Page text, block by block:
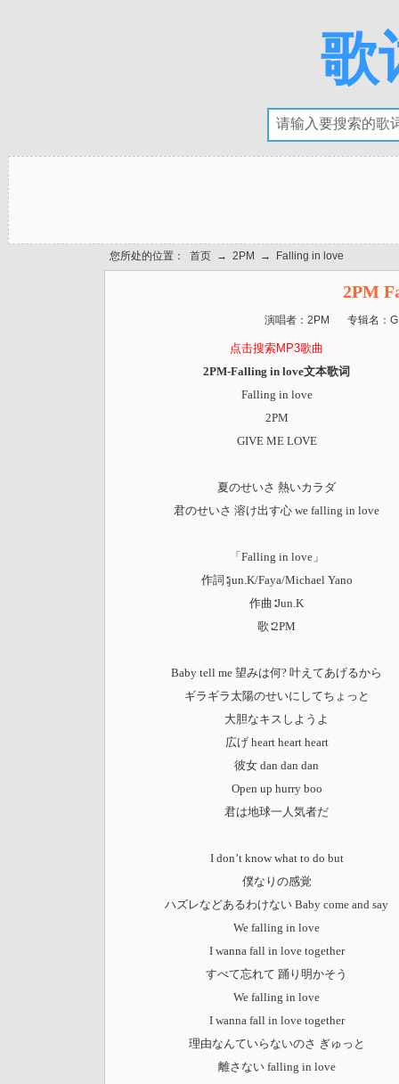
歌
您所处的位置： 首页 → 2PM → Falling in love
2PM
演唱者：2PM 专辑名：
点击搜索MP3歌曲
2PM-Falling in love文本歌词
Falling in love
2PM
GIVE ME LOVE
夏のせいさ 熱いカラダ
君のせいさ 溶け出す心 we falling in love
「Falling in love」
作詞∶jun.K/Faya/Michael Yano
作曲∶Jun.K
歌∶2PM
Baby tell me 望みは何? 叶えてあげるから
ギラギラ太陽のせいにしてちょっと
大胆なキスしようよ
広げ heart heart heart
彼女 dan dan dan
Open up hurry boo
君は地球一人気者だ
I don’t know what to do but
僕なりの感覚
ハズレなどあるわけない Baby come and say
We falling in love
I wanna fall in love together
すべて忘れて 踊り明かそう
We falling in love
I wanna fall in love together
理由なんていらないのさ ぎゅっと
離さない falling in love